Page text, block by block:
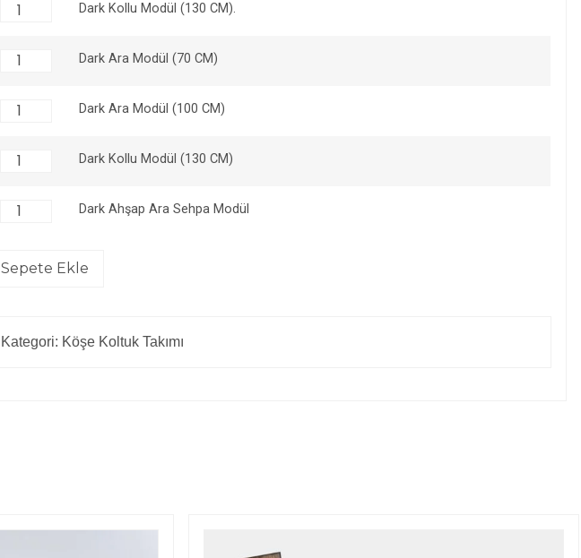
Dark Kollu Modül (130 CM).
Dark Ara Modül (70 CM)
Dark Ara Modül (100 CM)
Dark Kollu Modül (130 CM)
Dark Ahşap Ara Sehpa Modül
Sepete Ekle
Kategori: Köşe Koltuk Takımı